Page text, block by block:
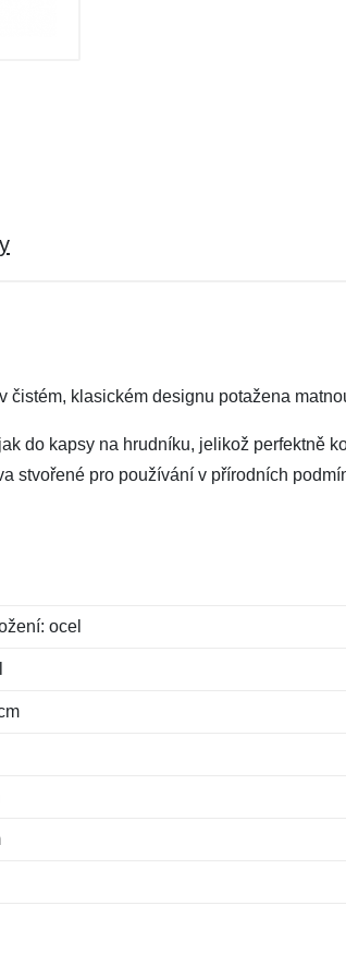
klasickém designu potažena
do kapsy na hrudníku, jelikož perfektně
stvořené pro používání v přírodních
ocel